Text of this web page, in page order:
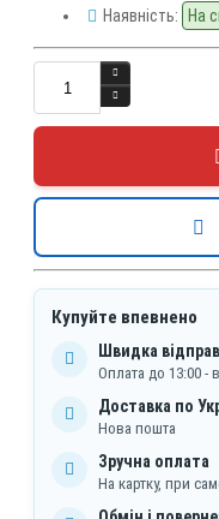
Наявність:
На
Купуйте впевнено
Швидка
Оплата до 13:00 -
Доставка по
Нова пошта
Зручна оплата
На картку, при